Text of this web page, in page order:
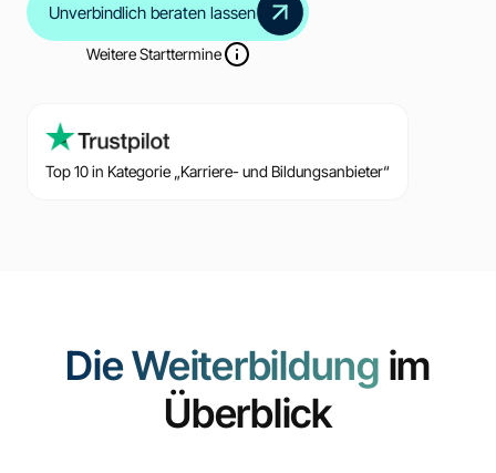
Unverbindlich beraten lassen
Weitere Starttermine
Top 10 in Kategorie „Karriere- und Bildungsanbieter“
Die Weiterbildung im
Überblick